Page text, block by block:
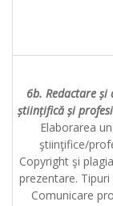
6b. Redactare și
științifică și
Elaborarea
ştiinţifice/
Copyright şi
prezentare.
Comunicare